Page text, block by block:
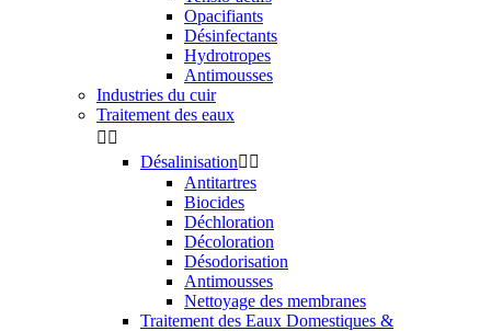
Opacifiants
Désinfectants
Hydrotropes
Antimousses
Industries du cuir
Traitement des eaux
 
Désalinisation 
Antitartres
Biocides
Déchloration
Décoloration
Désodorisation
Antimousses
Nettoyage des membranes
Traitement des Eaux Domestiques &